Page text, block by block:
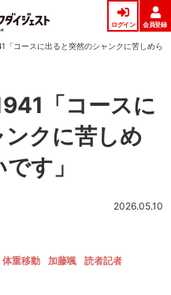
ログイン 会員登録
「コースに出ると突然のシャンクに苦しめら
「コースに
クに苦しめ
す」
2026.05.10
体重移動 加藤颯 読者記者